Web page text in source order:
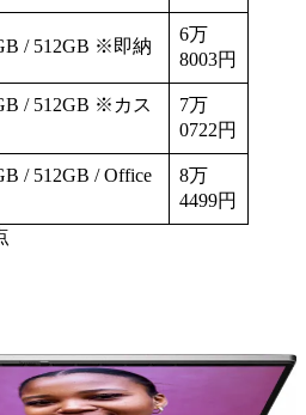
/ 512GB ※即納
6万
8003円
/ 512GB ※カス
7万
0722円
/ 512GB / Office
8万
4499円